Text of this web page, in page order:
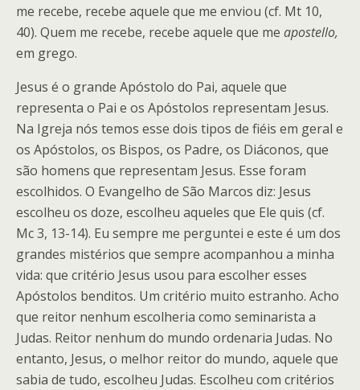
me recebe, recebe aquele que me enviou (cf. Mt 10,
40). Quem me recebe, recebe aquele que me apostello,
em grego.
Jesus é o grande Apóstolo do Pai, aquele que
representa o Pai e os Apóstolos representam Jesus.
Na Igreja nós temos esse dois tipos de fiéis em geral e
os Apóstolos, os Bispos, os Padre, os Diáconos, que
são homens que representam Jesus. Esse foram
escolhidos. O Evangelho de São Marcos diz: Jesus
escolheu os doze, escolheu aqueles que Ele quis (cf.
Mc 3, 13-14). Eu sempre me perguntei e este é um dos
grandes mistérios que sempre acompanhou a minha
vida: que critério Jesus usou para escolher esses
Apóstolos benditos. Um critério muito estranho. Acho
que reitor nenhum escolheria como seminarista a
Judas. Reitor nenhum do mundo ordenaria Judas. No
entanto, Jesus, o melhor reitor do mundo, aquele que
sabia de tudo, escolheu Judas. Escolheu com critérios